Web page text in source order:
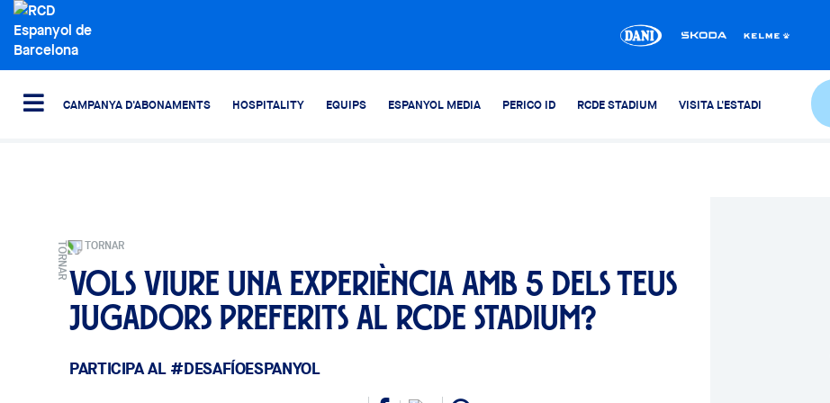
CAMPANYA D'ABONAMENTS HOSPITALITY EQUIPS ESPANYOL MEDIA PERICO ID RCDE STADIUM VISITA L'ESTADI
TORNAR
Vols viure una experiència amb 5 dels teus
jugadors preferits al RCDE Stadium?
PARTICIPA AL #DESAFÍOESPANYOL